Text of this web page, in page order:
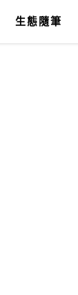
生態隨筆